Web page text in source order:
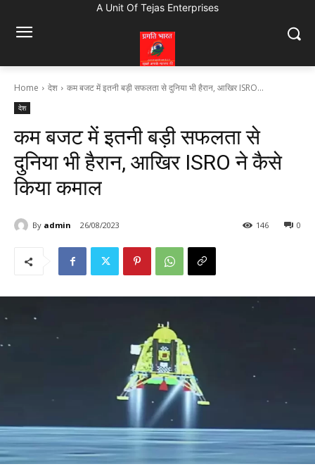
A Unit Of Tejas Enterprises
Home देश कम बजट में इतनी बड़ी सफलता से दुनिया भी हैरान, आखिर ISRO...
देश
कम बजट में इतनी बड़ी सफलता से
दुनिया भी हैरान, आखिर ISRO ने कैसे
किया कमाल
By admin 26/08/2023 0
146